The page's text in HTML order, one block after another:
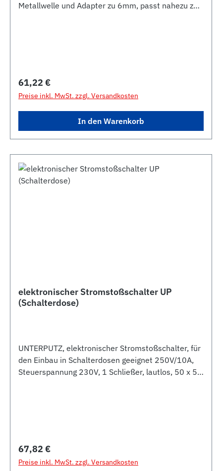
Metallwelle und Adapter zu 6mm, passt nahezu zu
Regulärer Preis:
61,22 €
Preise inkl. MwSt. zzgl. Versandkosten
In den Warenkorb
elektronischer Stromstoßschalter UP
(Schalterdose)
UNTERPUTZ, elektronischer Stromstoßschalter, für
den Einbau in Schalterdosen geeignet 250V/10A,
Steuerspannung 230V, 1 Schließer, lautlos, 50 x 50
Regulärer Preis:
67,82 €
Preise inkl. MwSt. zzgl. Versandkosten